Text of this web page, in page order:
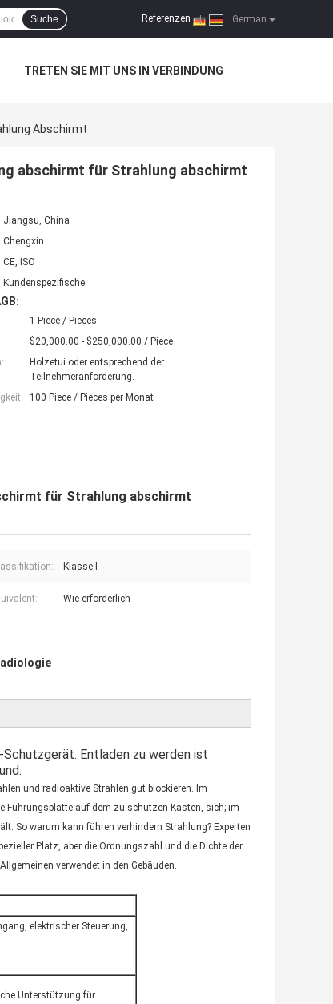
German
Referenzen |
Suche
TRETEN SIE MIT UNS IN VERBINDUNG
Abschirmt
abschirmt für Strahlung abschirmt
Jiangsu, China
Chengxin
CE, ISO
Kundenspezifische
1 Piece / Pieces
$20,000.00 - $250,000.00 / Piece
Holzetui oder entsprechend der
Teilnehmeranforderung.
100 Piece / Pieces per Monat
für Strahlung abschirmt
Klasse I
Wie erforderlich
Entladen zu werden ist
und radioaktive Strahlen gut blockieren. Im
Führungsplatte auf dem zu schützen Kasten, sich; im
So warum kann führen verhindern Strahlung? Experten
Platz, aber die Ordnungszahl und die Dichte der
verwendet in den Gebäuden.
elektrischer Steuerung,
Unterstützung für